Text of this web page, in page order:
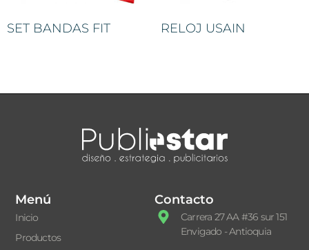
SET BANDAS FIT RELOJ USAIN
Menú
Inicio
Productos
Contacto
Carrera 27 AA #36 sur 151
Envigado - Antioquia